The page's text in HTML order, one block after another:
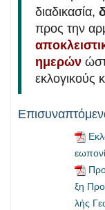
διαδικασία,
προς την
ημερών
εκλογικούς
ξη
λής